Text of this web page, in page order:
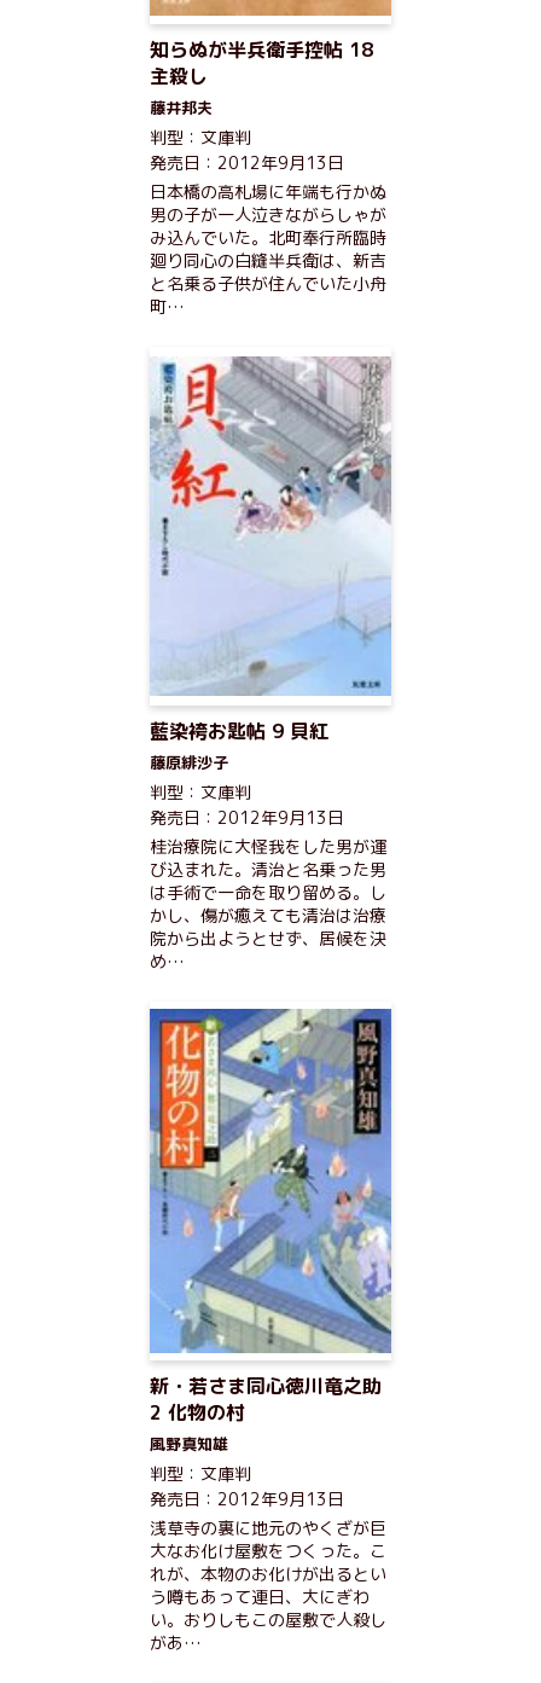
知らぬが半兵衛手控帖 18
主殺し
藤井邦夫
判型：文庫判
発売日：2012年9月13日
日本橋の高札場に年端も行かぬ
男の子が一人泣きながらしゃが
み込んでいた。北町奉行所臨時
廻り同心の白縫半兵衛は、新吉
と名乗る子供が住んでいた小舟
町…
藍染袴お匙帖 9 貝紅
藤原緋沙子
判型：文庫判
発売日：2012年9月13日
桂治療院に大怪我をした男が運
び込まれた。清治と名乗った男
は手術で一命を取り留める。し
かし、傷が癒えても清治は治療
院から出ようとせず、居候を決
め…
新・若さま同心徳川竜之助
2 化物の村
風野真知雄
判型：文庫判
発売日：2012年9月13日
浅草寺の裏に地元のやくざが巨
大なお化け屋敷をつくった。こ
れが、本物のお化けが出るとい
う噂もあって連日、大にぎわ
い。おりしもこの屋敷で人殺し
があ…